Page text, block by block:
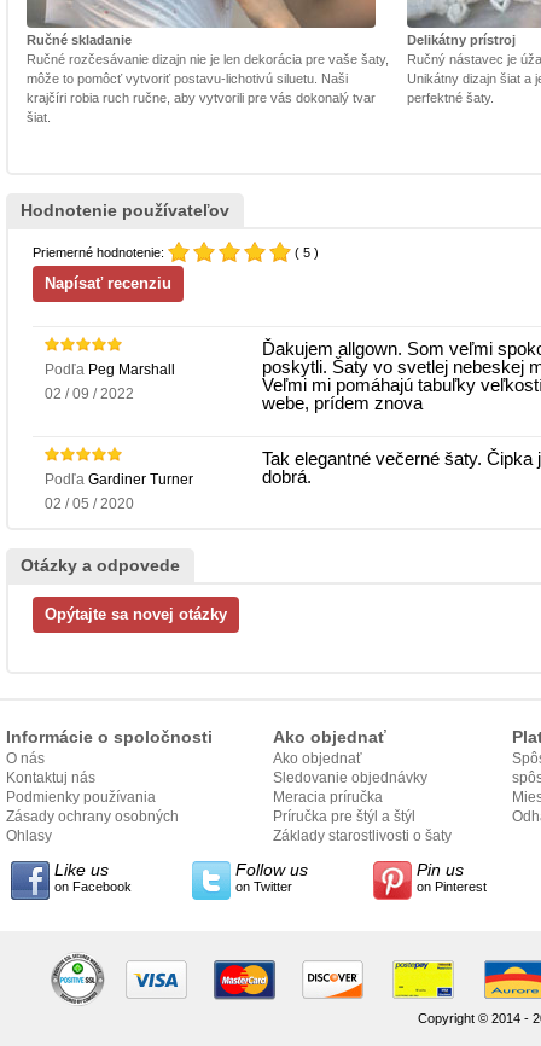
Ručné skladanie
Ručné rozčesávanie dizajn nie je len dekorácia pre vaše šaty,
môže to pomôcť vytvoriť postavu-lichotivú siluetu. Naši
krajčíri robia ruch ručne, aby vytvorili pre vás dokonalý tvar
šiat.
Delikátny prístroj
Ručný nástavec je
Unikátny dizajn šiat a
perfektné šaty.
Hodnotenie používateľov
Priemerné hodnotenie: ( 5 )
Podľa Peg Marshall
02 / 09 / 2022
Ďakujem allgown. Som veľmi
poskytli. Šaty vo svetlej nebeskej
Veľmi mi pomáhajú tabuľky
webe, prídem znova
Podľa Gardiner Turner
02 / 05 / 2020
Tak elegantné večerné šaty.
dobrá.
Otázky a odpovede
Informácie o spoločnosti
O nás
Kontaktuj nás
Podmienky používania
Zásady ochrany osobných
údajov
Ohlasy
Ako objednať
Ako objednať
Sledovanie objednávky
Meracia príručka
Príručka pre štýl a štýl
Základy starostlivosti o šaty
Like us
on Facebook
Follow us
on Twitter
Pin us
on Pinterest
Copyright © 2014 -